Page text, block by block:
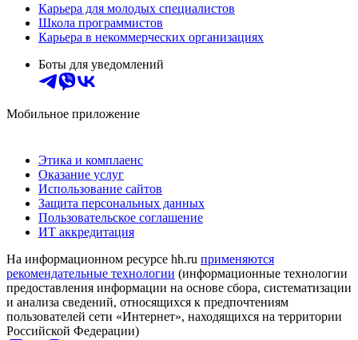
Карьера для молодых специалистов
Школа программистов
Карьера в некоммерческих организациях
Боты для уведомлений
Мобильное приложение
Этика и комплаенс
Оказание услуг
Использование сайтов
Защита персональных данных
Пользовательское соглашение
ИТ аккредитация
На информационном ресурсе hh.ru применяются
рекомендательные технологии (информационные технологии
предоставления информации на основе сбора, систематизации
и анализа сведений, относящихся к предпочтениям
пользователей сети «Интернет», находящихся на территории
Российской Федерации)